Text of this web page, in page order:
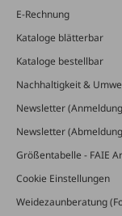
E-Rechnung
Kataloge blätterbar
Kataloge bestellbar
Nachhaltigkeit &
Newsletter
Newsletter
Größentabelle - FAIE
Cookie Einstellungen
Weidezaunberatung